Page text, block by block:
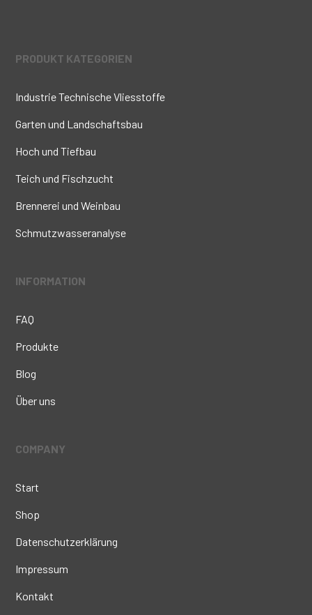
PRODUKT KATEGORIEN
Industrie Technische Vliesstoffe
Garten und Landschaftsbau
Hoch und Tiefbau
Teich und Fischzucht
Brennerei und Weinbau
Schmutzwasseranalyse
INFORMATION
FAQ
Produkte
Blog
Über uns
COMPANY
Start
Shop
Datenschutzerklärung
Impressum
Kontakt